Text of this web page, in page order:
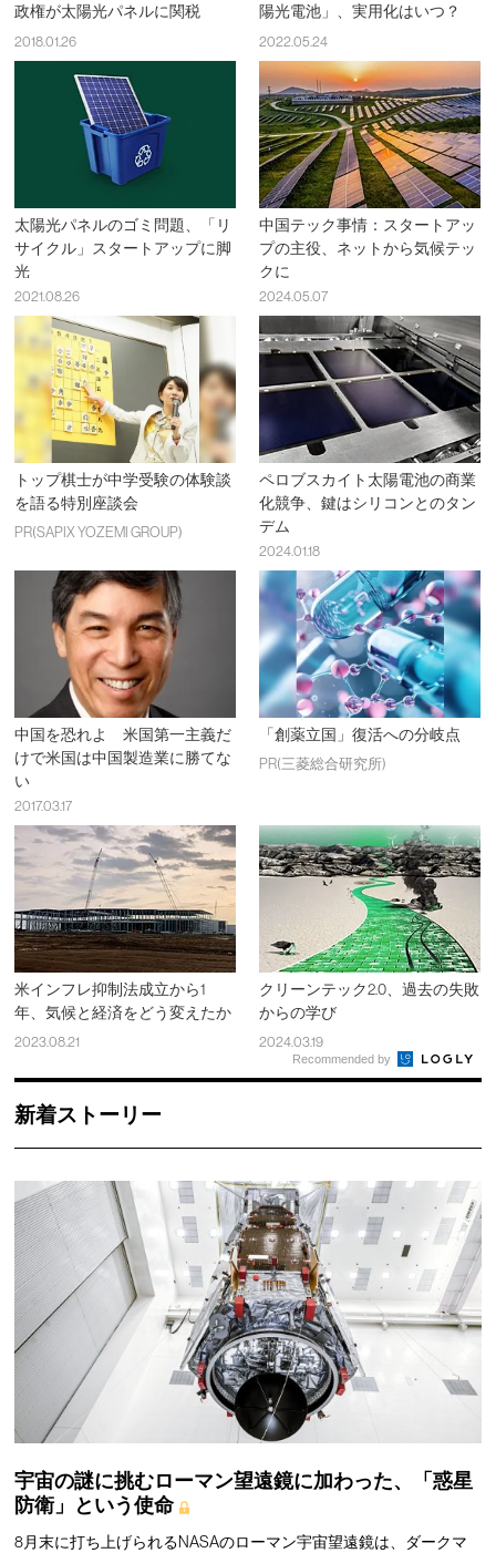
政権が太陽光パネルに関税
2018.01.26
陽光電池」、実用化はいつ？
2022.05.24
太陽光パネルのゴミ問題、「リ
サイクル」スタートアップに脚
光
2021.08.26
中国テック事情：スタートアッ
プの主役、ネットから気候テッ
クに
2024.05.07
トップ棋士が中学受験の体験談
を語る特別座談会
PR(SAPIX YOZEMI GROUP)
ペロブスカイト太陽電池の商業
化競争、鍵はシリコンとのタン
デム
2024.01.18
中国を恐れよ 米国第一主義だ
けで米国は中国製造業に勝てな
い
2017.03.17
「創薬立国」復活への分岐点
PR(三菱総合研究所)
米インフレ抑制法成立から1
年、気候と経済をどう変えたか
2023.08.21
クリーンテック2.0、過去の失敗
からの学び
2024.03.19
Recommended by
新着ストーリー
宇宙の謎に挑むローマン望遠鏡に加わった、「惑星
防衛」という使命
8月末に打ち上げられるNASAのローマン宇宙望遠鏡は、ダークマ